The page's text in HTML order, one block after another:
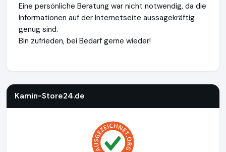
Eine persönliche Beratung war nicht notwendig, da die
Informationen auf der Internetseite aussagekräftig
genug sind.
Bin zufrieden, bei Bedarf gerne wieder!
Kamin-Store24.de